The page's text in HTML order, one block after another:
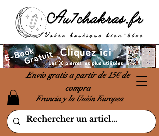
Envío gratis a partir de 15€ de
compra
Francia y la Unión Europea